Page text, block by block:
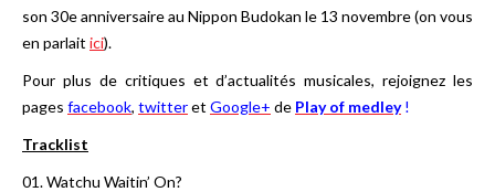
son 30e anniversaire au Nippon Budokan le 13 novembre (on vous
en parlait ici).
Pour plus de critiques et d’actualités musicales, rejoignez les
pages facebook, twitteret Google+ de Play of medley!
Tracklist
01. Watchu Waitin’ On?